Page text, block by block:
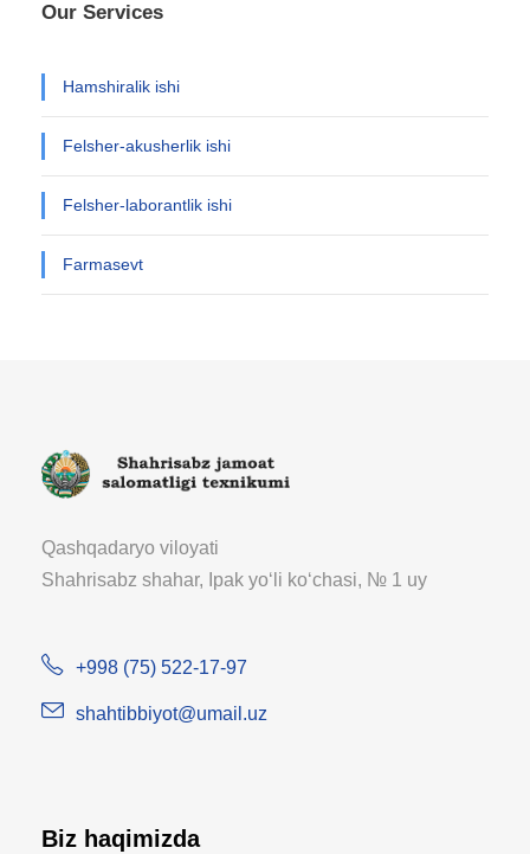
Our Services
Hamshiralik ishi
Felsher-akusherlik ishi
Felsher-laborantlik ishi
Farmasevt
Qashqadaryo viloyati
Shahrisabz shahar, Ipak yoʻli koʻchasi, № 1 uy
+998 (75) 522-17-97
shahtibbiyot@umail.uz
Biz haqimizda